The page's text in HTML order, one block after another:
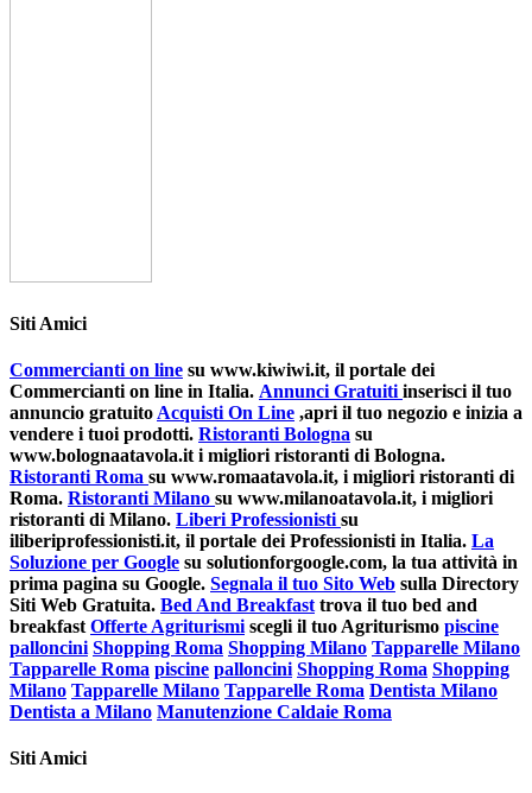
Siti Amici
Commercianti on line su www.kiwiwi.it, il portale dei
Commercianti on line in Italia. Annunci Gratuiti inserisci il tuo
annuncio gratuito Acquisti On Line ,apri il tuo negozio e inizia a
vendere i tuoi prodotti. Ristoranti Bologna su
www.bolognaatavola.it i migliori ristoranti di Bologna.
Ristoranti Roma su www.romaatavola.it, i migliori ristoranti di
Roma. Ristoranti Milano su www.milanoatavola.it, i migliori
ristoranti di Milano. Liberi Professionisti su
iliberiprofessionisti.it, il portale dei Professionisti in Italia. La
Soluzione per Google su solutionforgoogle.com, la tua attività in
prima pagina su Google. Segnala il tuo Sito Web sulla Directory
Siti Web Gratuita. Bed And Breakfast trova il tuo bed and
breakfast Offerte Agriturismi scegli il tuo Agriturismo piscine
palloncini Shopping Roma Shopping Milano Tapparelle Milano
Tapparelle Roma piscine palloncini Shopping Roma Shopping
Milano Tapparelle Milano Tapparelle Roma Dentista Milano
Dentista a Milano Manutenzione Caldaie Roma
Siti Amici